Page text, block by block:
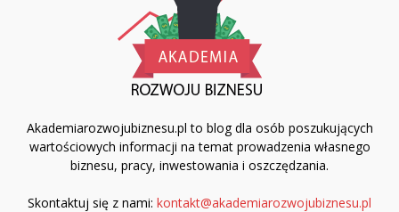
Akademiarozwojubiznesu.pl to blog dla osób poszukujących
wartościowych informacji na temat prowadzenia własnego
biznesu, pracy, inwestowania i oszczędzania.
Skontaktuj się z nami: kontakt@akademiarozwojubiznesu.pl